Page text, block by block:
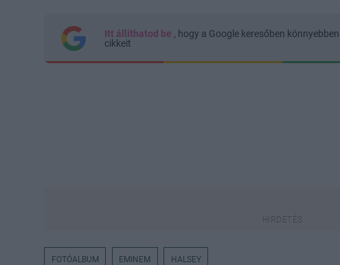
Itt állíthatod be , hogy a Google keresőben
cikkeit
FOTÓALBUM EMINEM HALSEY